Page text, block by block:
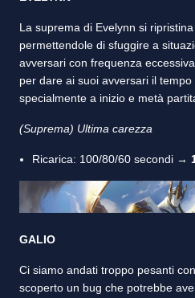
La suprema di Evelynn si
permettendole di sfuggire a
avversari con frequenza
per dare ai suoi avversari il tempo
specialmente a inizio e metà
(Suprema) Ultima carezza
Ricarica: 100/80/60 secondi →
GALIO
Ci siamo andati troppo pesanti
scoperto un bug che potrebbe